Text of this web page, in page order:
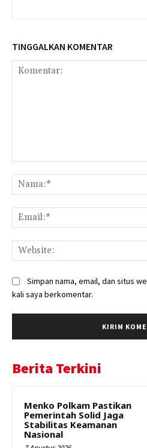
TINGGALKAN KOMENTAR
Simpan nama, email, dan situs
kali saya berkomentar.
Berita Terkini
Menko Polkam Pastikan
Pemerintah Solid Jaga
Stabilitas Keamanan
Nasional